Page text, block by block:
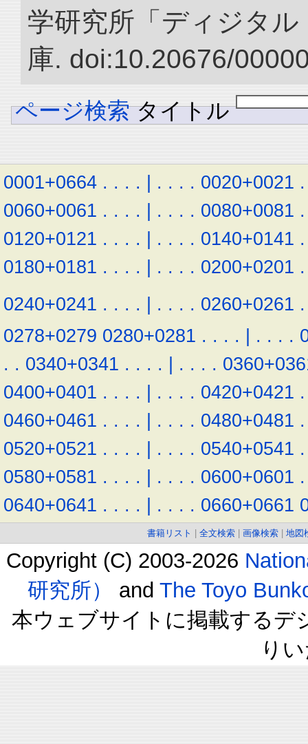
学研究所「ディジタ
庫. doi:10.20676/
ページ検索 タイトル
0001+0664 . . . . | . . . . 0020+0021 .
0060+0061 . . . . | . . . . 0080+0081 .
0120+0121 . . . . | . . . . 0140+0141 .
0180+0181 . . . . | . . . . 0200+0201 .
0240+0241 . . . . | . . . . 0260+0261 .
0278+0279 0280+0281 . . . . | . . . .
. . 0340+0341 . . . . | . . . .
0400+0401 . . . . | . . . . 0420+0421 .
0460+0461 . . . . | . . . . 0480+0481 .
0520+0521 . . . . | . . . . 0540+0541 .
0580+0581 . . . . | . . . . 0600+0601 .
0640+0641 . . . . | . . . . 0660+0661
書籍リスト 全文検索 画像検索 地図
Copyright (C) 2003-2026
研究所）
and The Toyo
本ウェブサイトに掲載するデ
り